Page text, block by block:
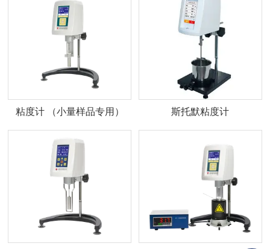
粘度计 （小量样品专用） 斯托默粘度计